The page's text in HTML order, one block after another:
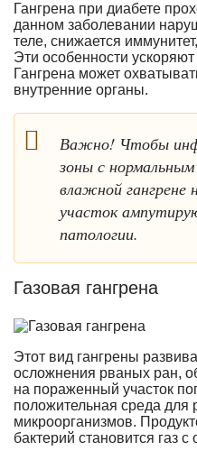
Гангрена при диабете
данном заболевании
теле, снижается
Эти особенности
Гангрена может
внутренние органы.
Важно! Чтобы
зоны с
влажной гангрене
участок
патологии.
Газовая гангрена
Этот вид гангрены
осложнения рваных ран,
на пораженный участок
положительная среда для
микроорганизмов.
бактерий становится газ